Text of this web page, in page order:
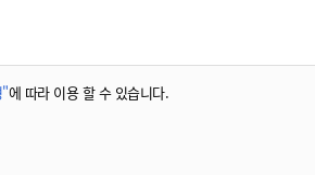
에 따라 이용 할 수 있습니다.